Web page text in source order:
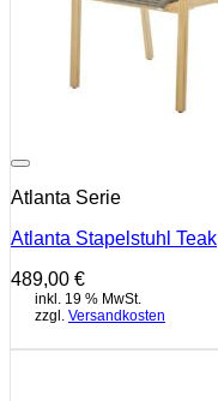
Atlanta Serie
Atlanta Stapelstuhl Teak
489,00 €
inkl. 19 % MwSt.
zzgl. Versandkosten